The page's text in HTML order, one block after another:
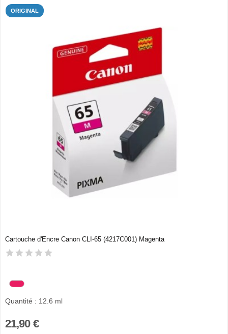
ORIGINAL
Cartouche d'Encre Canon CLI-65 (4217C001) Magenta
Quantité : 12.6 ml
21,90 €